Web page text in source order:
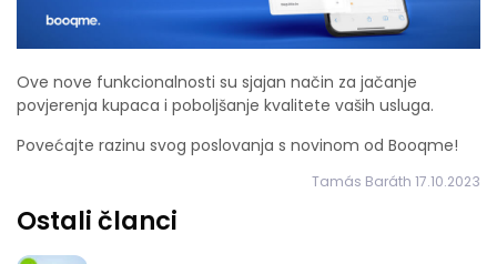
Ove nove funkcionalnosti su sjajan način za jačanje
povjerenja kupaca i poboljšanje kvalitete vaših usluga.
Povećajte razinu svog poslovanja s novinom od Booqme!
Tamás Baráth 17.10.2023
Ostali članci